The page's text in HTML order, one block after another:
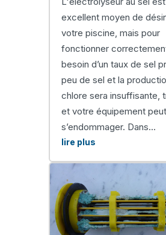
excellent moyen de
votre piscine, mais pour
fonctionner
besoin d’un taux de sel
peu de sel et la
chlore sera insuffisante,
et votre équipement peut
s’endommager. Dans...
lire plus